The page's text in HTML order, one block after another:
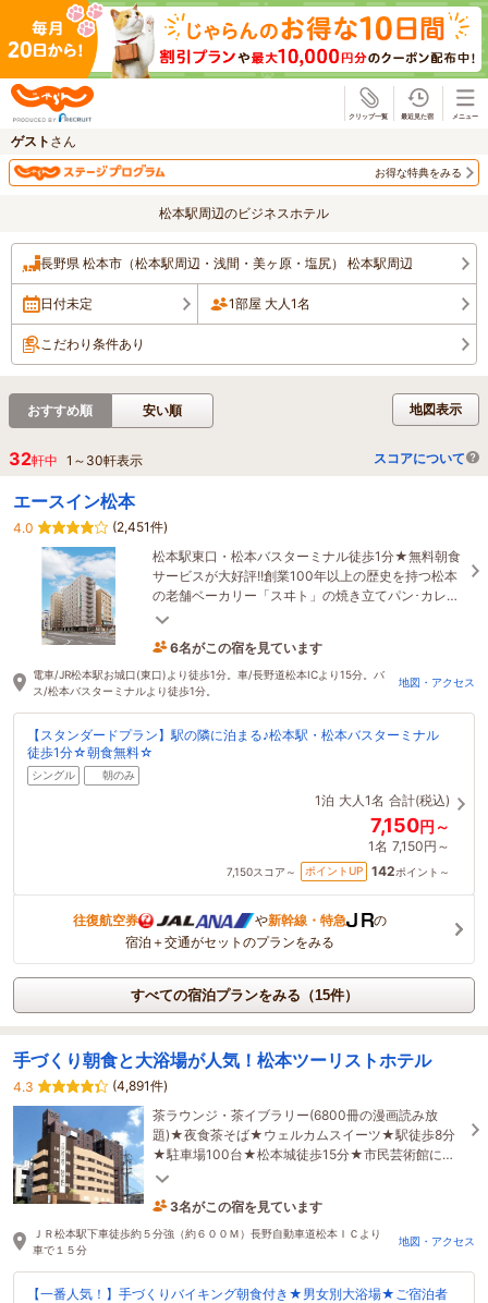
ゲスト さん
お得な特典をみる
松本駅周辺のビジネスホテル
長野県 松本市（松本駅周辺・浅間・美ヶ原・塩尻） 松本駅周辺
日付未定 1部屋 大人1名
こだわり条件あり
地図表示
おすすめ順 安い順
32軒中 1 ～ 30軒表示 スコアについて
エースイン松本
4.0
(2,451件)
松本駅東口・松本バスターミナル徒歩1分★無料朝食
サービスが大好評!!創業100年以上の歴史を持つ松本
の老舗ベーカリー「スヰト」の焼き立てパン･カレ
ー･野沢菜等をご用意！
6名がこの宿を見ています
29分前に予約されました
電車/JR松本駅お城口(東口)より徒歩1分。車/長野道松本ICより15分。バ
ス/松本バスターミナルより徒歩1分。
地図・アクセス
【スタンダードプラン】駅の隣に泊まる♪松本駅・松本バスターミナル
徒歩1分☆朝食無料☆
シングル 朝のみ
1泊 大人1名 合計(税込)
7,150円～
1名 7,150円～
7,150スコア～ ポイントUP 142ポイント～
往復航空券 や新幹線・特急
の
宿泊＋交通がセットのプランをみる
すべての宿泊プランをみる（15件）
手づくり朝食と大浴場が人気！松本ツーリストホテル
4.3
(4,891件)
茶ラウンジ・茶イブラリー(6800冊の漫画読み放
題)★夜食茶そば★ウェルカムスイーツ★駅徒歩8分
★駐車場100台★松本城徒歩15分★市民芸術館に近
い★シモンズ★近隣フィットネス無料★貸自転車★
3名がこの宿を見ています
たった今予約されました
ＪＲ松本駅下車徒歩約５分強（約６００Ｍ）長野自動車道松本ＩＣより
車で１５分
地図・アクセス
【一番人気！】手づくりバイキング朝食付き★男女別大浴場★ご宿泊者